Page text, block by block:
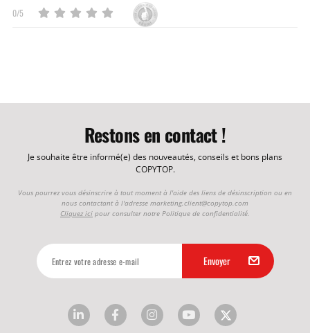
0/5
Restons en contact !
Je souhaite être informé(e) des nouveautés, conseils et bons plans
COPYTOP.
Vous pourrez vous désinscrire à tout moment à l'aide des liens de désinscription ou en
nous contactant à l'adresse marketing.client@copytop.com
Cliquez ici pour consulter notre Politique de confidentialité.